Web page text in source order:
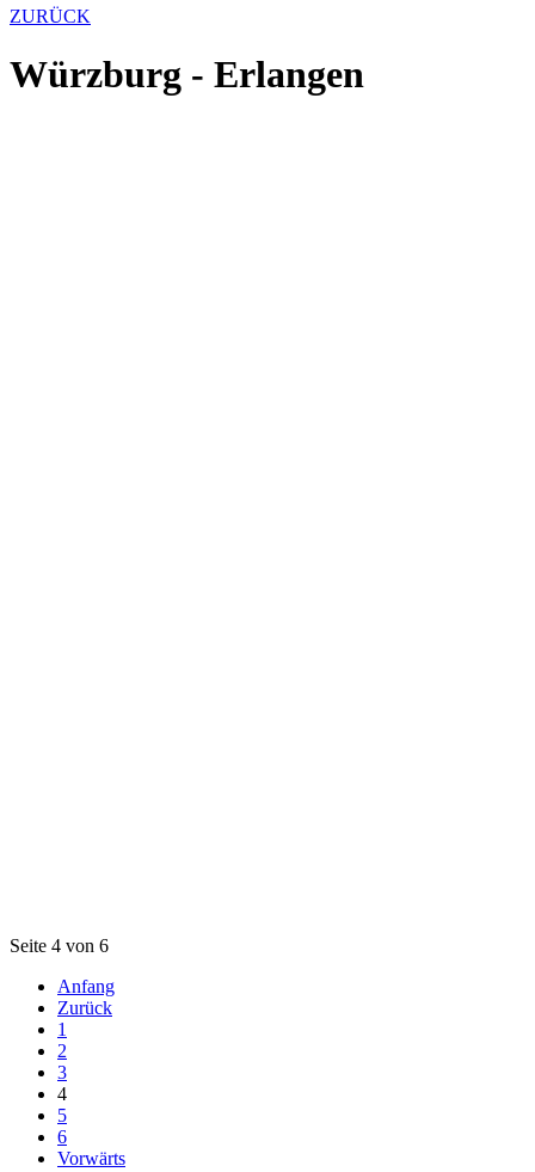
ZURÜCK
Würzburg - Erlangen
Seite 4 von 6
Anfang
Zurück
1
2
3
4
5
6
Vorwärts